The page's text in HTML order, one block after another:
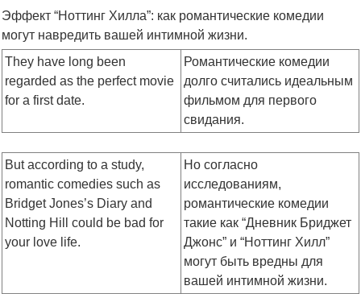
Эффект “Ноттинг Хилла”: как романтические комедии
могут навредить вашей интимной жизни.
They have long been
regarded as the perfect movie
for a first date.
Романтические комедии
долго считались идеальным
фильмом для первого
свидания.
But according to a study,
romantic comedies such as
Bridget Jones’s Diary and
Notting Hill could be bad for
your love life.
Но согласно
исследованиям,
романтические комедии
такие как “Дневник Бриджет
Джонс” и “Ноттинг Хилл”
могут быть вредны для
вашей интимной жизни.